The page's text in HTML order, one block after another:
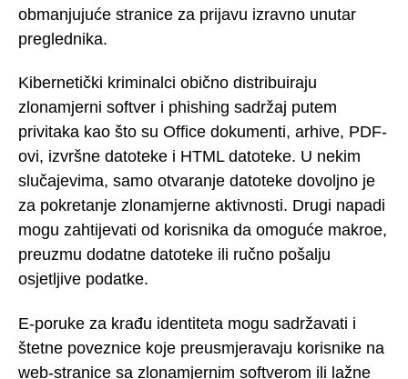
obmanjujuće stranice za prijavu izravno unutar
preglednika.
Kibernetički kriminalci obično distribuiraju
zlonamjerni softver i phishing sadržaj putem
privitaka kao što su Office dokumenti, arhive, PDF-
ovi, izvršne datoteke i HTML datoteke. U nekim
slučajevima, samo otvaranje datoteke dovoljno je
za pokretanje zlonamjerne aktivnosti. Drugi napadi
mogu zahtijevati od korisnika da omoguće makroe,
preuzmu dodatne datoteke ili ručno pošalju
osjetljive podatke.
E-poruke za krađu identiteta mogu sadržavati i
štetne poveznice koje preusmjeravaju korisnike na
web-stranice sa zlonamjernim softverom ili lažne